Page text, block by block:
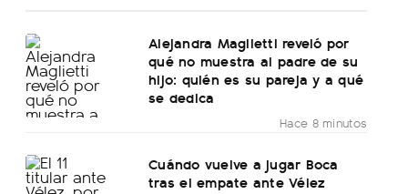
Alejandra Maglietti reveló por
qué no muestra al padre de su
hijo: quién es su pareja y a qué
se dedica
Hace 8 minutos
Cuándo vuelve a jugar Boca
tras el empate ante Vélez